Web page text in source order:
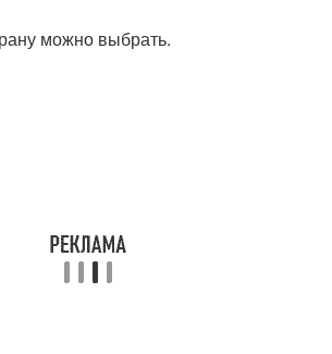
можно выбрать.